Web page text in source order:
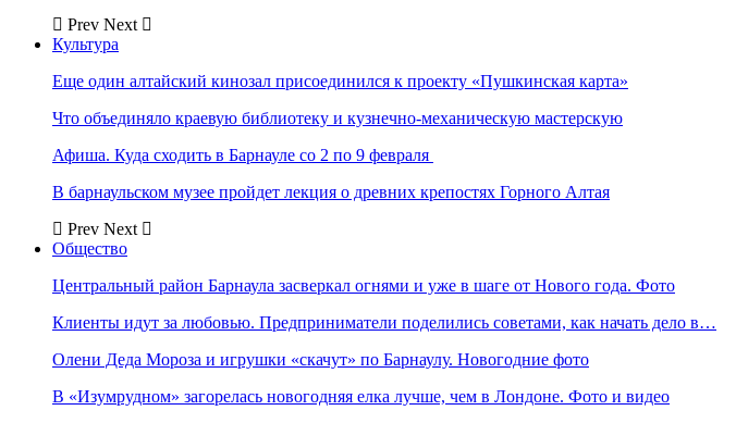
Prev Next
Культура
Еще один алтайский кинозал присоединился к проекту «Пушкинская карта»
Что объединяло краевую библиотеку и кузнечно-механическую мастерскую
Афиша. Куда сходить в Барнауле со 2 по 9 февраля
В барнаульском музее пройдет лекция о древних крепостях Горного Алтая
Prev Next
Общество
Центральный район Барнаула засверкал огнями и уже в шаге от Нового года. Фото
Клиенты идут за любовью. Предприниматели поделились советами, как начать дело в…
Олени Деда Мороза и игрушки «скачут» по Барнаулу. Новогодние фото
В «Изумрудном» загорелась новогодняя елка лучше, чем в Лондоне. Фото и видео